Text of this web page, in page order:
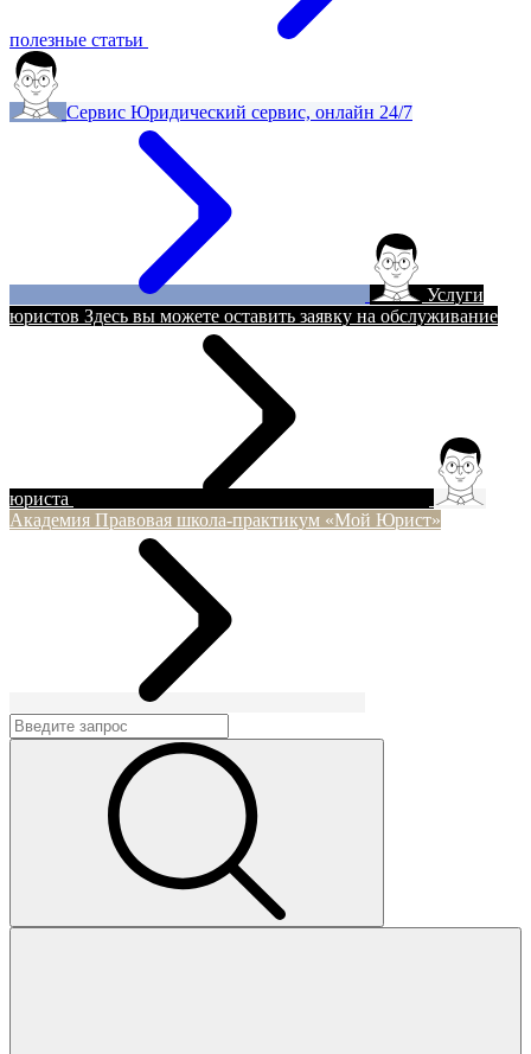
полезные статьи
Сервис Юридический сервис, онлайн 24/7
Услуги
юристов Здесь вы можете оставить заявку на обслуживание
юриста
Академия Правовая школа-практикум «Мой Юрист»